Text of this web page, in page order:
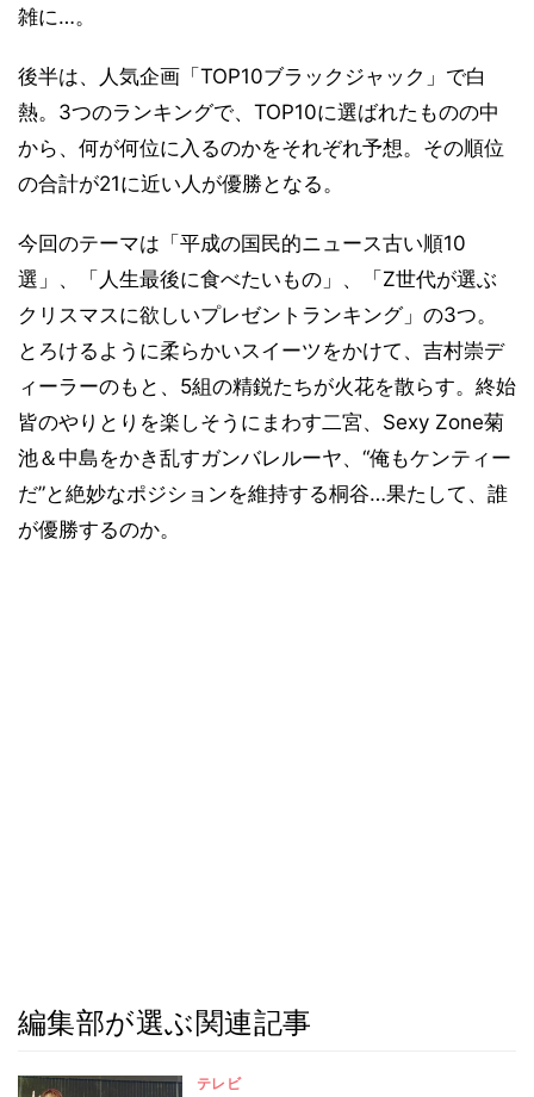
雑に…。
後半は、人気企画「TOP10ブラックジャック」で白
熱。3つのランキングで、TOP10に選ばれたものの中
から、何が何位に入るのかをそれぞれ予想。その順位
の合計が21に近い人が優勝となる。
今回のテーマは「平成の国民的ニュース古い順10
選」、「人生最後に食べたいもの」、「Z世代が選ぶ
クリスマスに欲しいプレゼントランキング」の3つ。
とろけるように柔らかいスイーツをかけて、吉村崇デ
ィーラーのもと、5組の精鋭たちが火花を散らす。終始
皆のやりとりを楽しそうにまわす二宮、Sexy Zone菊
池＆中島をかき乱すガンバレルーヤ、“俺もケンティー
だ”と絶妙なポジションを維持する桐谷…果たして、誰
が優勝するのか。
編集部が選ぶ関連記事
テレビ